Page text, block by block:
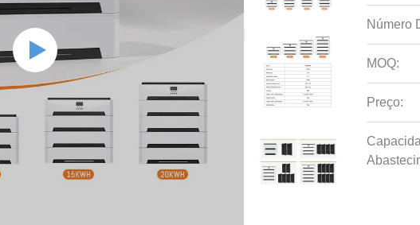
Número
MOQ:
Preço: